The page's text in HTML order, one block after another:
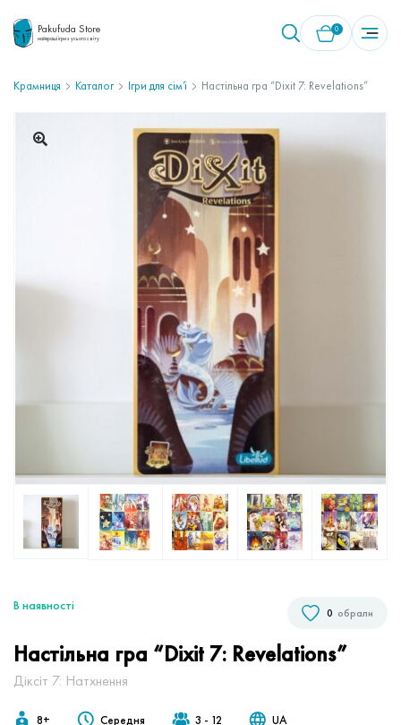
Pakufuda Store
найкращі ігри з усього світу
0
Крамниця Каталог Ігри для сім’ї Настільна гра “Dixit 7: Revelations”
В наявностi обрали
0
Настільна гра “Dixit 7: Revelations”
Діксіт 7: Натхнення
8+ Середня 3 - 12 UA